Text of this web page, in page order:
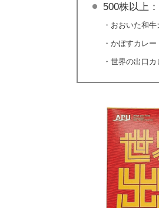
500株以上
・おおいた和牛
・かぼすカレー
・世界の出口カ